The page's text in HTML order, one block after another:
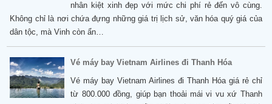
nhân kiệt xinh đẹp với mức chi phí rẻ đến vô cùng.
Không chỉ là nơi chứa đựng những giá trị lịch sử, văn hóa quý giá của
dân tộc, mà Vinh còn ẩn…
Vé máy bay Vietnam Airlines đi Thanh Hóa
Vé máy bay Vietnam Airlines đi Thanh Hóa giá rẻ chỉ
từ 800.000 đồng, giúp bạn thoải mái vi vu xứ Thanh